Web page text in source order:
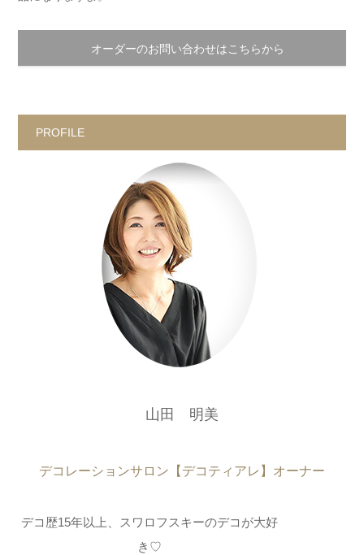
オーダーのお問い合わせはこちらから
PROFILE
山田 明美
デコレーションサロン【デコティアレ】オーナー
デコ歴15年以上、スワロフスキーのデコが大好
き♡